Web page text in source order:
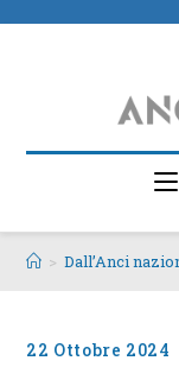
> Dall’Anci
22 Ottobre 2024